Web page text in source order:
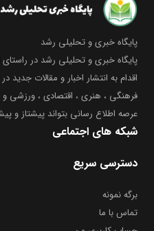
پایگاه خبری و تحلیلی رشد
پایگاه خبری و تحلیلی رشد در راستای
اقدام به انتشار اخبار و مقالات
فرهنگی ، هنری ، اقتصادی ، ورزشی
عرصه اطلاع رسانی بتواند پیشتاز و
شبکه های اجتماعی
دسترسی سریع
برگه نمونه
تماس با ما